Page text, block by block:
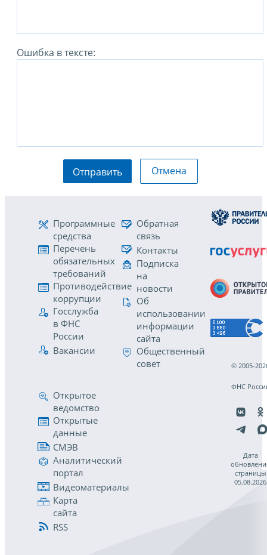
Ошибка в тексте:
Отправить Отмена
Программные
средства
Перечень
обязательных
требований
Противодействие
коррупции
Госслужба
в ФНС
России
Вакансии
Обратная
связь
Контакты
Подписка
на
новости
Об
использовании
информации
сайта
Общественный
совет
Открытое
ведомство
Открытые
данные
СМЭВ
Аналитический
портал
Видеоматериалы
Карта
сайта
RSS
© 2005-
ФНС
Дата
страницы
05.08.2026